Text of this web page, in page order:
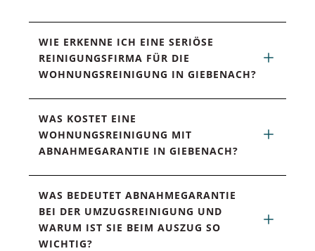
WIE ERKENNE ICH EINE SERIÖSE
REINIGUNGSFIRMA FÜR DIE
WOHNUNGSREINIGUNG IN GIEBENACH?
WAS KOSTET EINE
WOHNUNGSREINIGUNG MIT
ABNAHMEGARANTIE IN GIEBENACH?
WAS BEDEUTET ABNAHMEGARANTIE
BEI DER UMZUGSREINIGUNG UND
WARUM IST SIE BEIM AUSZUG SO
WICHTIG?